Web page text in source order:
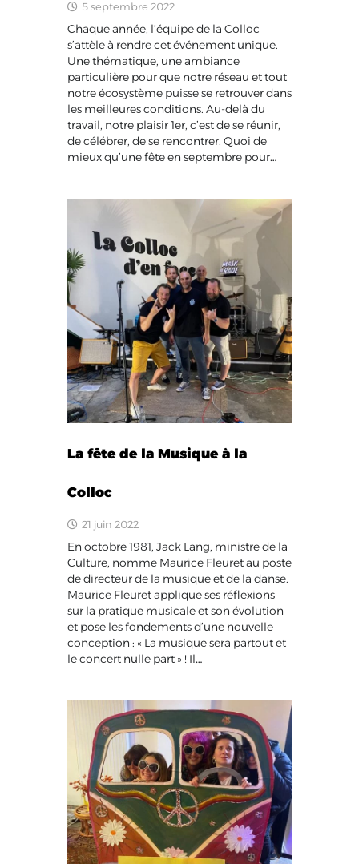
5 septembre 2022
Chaque année, l’équipe de la Colloc
s’attèle à rendre cet événement unique.
Une thématique, une ambiance
particulière pour que notre réseau et tout
notre écosystème puisse se retrouver dans
les meilleures conditions. Au-delà du
travail, notre plaisir 1er, c’est de se réunir,
de célébrer, de se rencontrer. Quoi de
mieux qu’une fête en septembre pour…
La fête de la Musique à la
Colloc
21 juin 2022
En octobre 1981, Jack Lang, ministre de la
Culture, nomme Maurice Fleuret au poste
de directeur de la musique et de la danse.
Maurice Fleuret applique ses réflexions
sur la pratique musicale et son évolution
et pose les fondements d’une nouvelle
conception : « La musique sera partout et
le concert nulle part » ! Il…